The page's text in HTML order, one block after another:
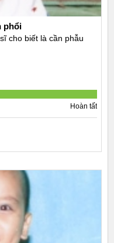
phổi
cho biết là cần phẫu
Hoàn tất